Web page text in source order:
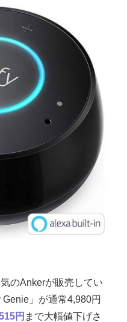
のAnkerが販売してい
」が通常4,980円
円 まで大幅値下げさ